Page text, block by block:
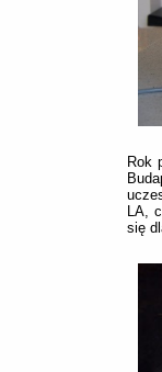
Rok
LA,
się